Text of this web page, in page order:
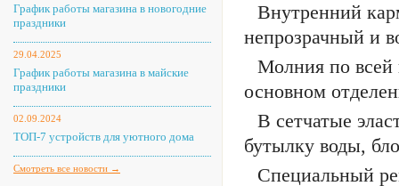
График работы магазина в новогодние
праздники
29.04.2025
График работы магазина в майские
праздники
02.09.2024
ТОП-7 устройств для уютного дома
Смотреть все новости →
Внутренний
непрозрачный и
Молния по всей
основном
В сетчатые
бутылку воды,
Специальный